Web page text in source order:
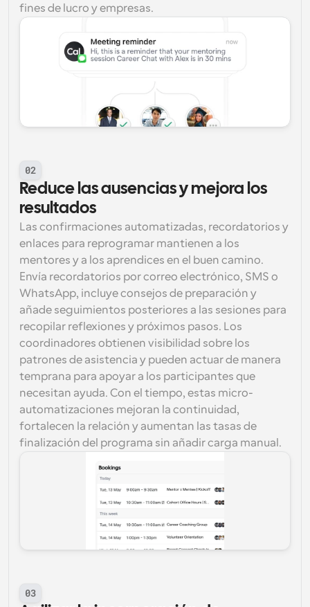
fines de lucro y empresas.
02
Reduce las ausencias y mejora los
resultados
Las confirmaciones automatizadas, recordatorios y
enlaces para reprogramar mantienen a los
mentores y a los aprendices en el buen camino.
Envía recordatorios por correo electrónico, SMS o
WhatsApp, incluye consejos de preparación y
añade seguimientos posteriores a las sesiones para
recopilar reflexiones y próximos pasos. Los
coordinadores obtienen visibilidad sobre los
patrones de asistencia y pueden actuar de manera
temprana para apoyar a los participantes que
necesitan ayuda. Con el tiempo, estas micro-
automatizaciones mejoran la continuidad,
fortalecen la relación y aumentan las tasas de
finalización del programa sin añadir carga manual.
03